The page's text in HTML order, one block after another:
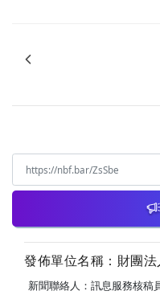
發佈單位名稱：財團
新聞聯絡人：訊息服務核稿